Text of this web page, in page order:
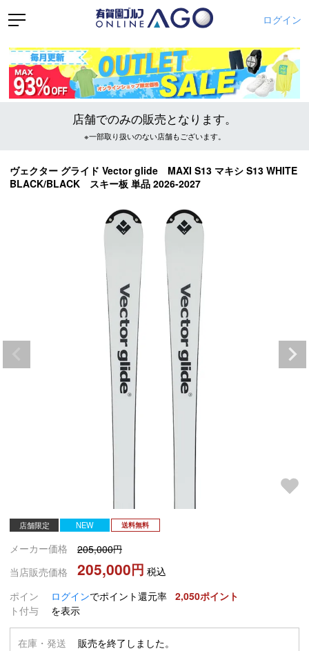
ログイン
店舗でのみの販売となります。
※一部取り扱いのない店舗もございます。
ヴェクター グライド Vector glide MAXI S13 マキシ S13 WHITE
BLACK/BLACK スキー板 単品 2026-2027
店舗限定 NEW 送料無料
メーカー価格
205,000
当店販売価格
205,000
税込
ポイン
ト付与
ログインでポイント還元率
を表示
2,050
在庫・発送 販売を終了しました。